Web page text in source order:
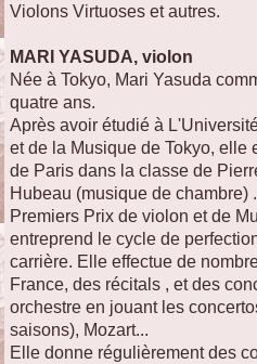
Violons Virtuoses et autres.
MARI YASUDA, violon
Née à Tokyo, Mari Yasuda
quatre ans.
Après avoir étudié à
et de la Musique de Tokyo, elle
de Paris dans la classe de
Hubeau (musique de chambre)
Premiers Prix de violon et de
entreprend le cycle de
carrière. Elle effectue de
France, des récitals , et des
orchestre en jouant les
saisons), Mozart...
Elle donne régulièrement des